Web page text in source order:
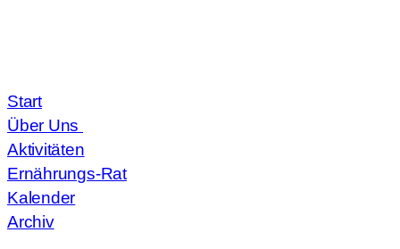
Start
Über Uns
Aktivitäten
Ernährungs-Rat
Kalender
Archiv